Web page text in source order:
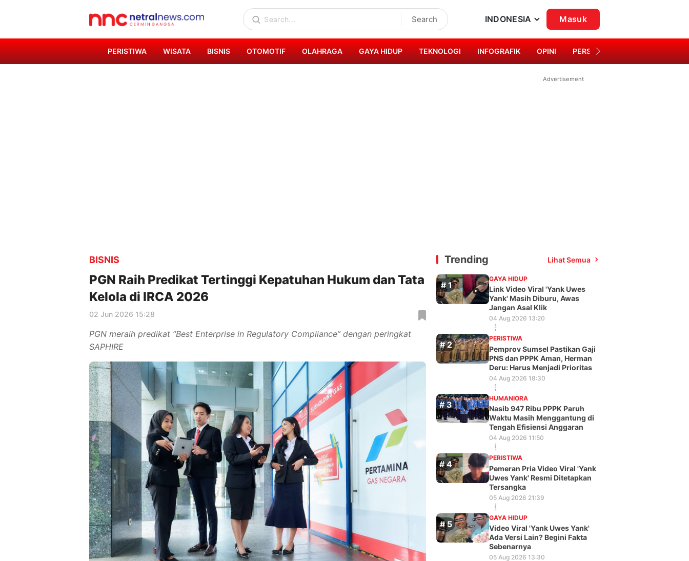
Search INDONESIA Masuk
PERISTIWA WISATA BISNIS OTOMOTIF OLAHRAGA GAYA HIDUP TEKNOLOGI INFOGRAFIK OPINI PERSONA
Advertisement
BISNIS
PGN Raih Predikat Tertinggi Kepatuhan Hukum dan Tata
Kelola di IRCA 2026
02 Jun 2026 15:28
PGN meraih predikat “Best Enterprise in Regulatory Compliance” dengan peringkat
SAPHIRE
Trending Lihat Semua
GAYA HIDUP
Link Video Viral 'Yank Uwes
Yank' Masih Diburu, Awas
Jangan Asal Klik
04 Aug 2026 13:20
PERISTIWA
Pemprov Sumsel Pastikan Gaji
PNS dan PPPK Aman, Herman
Deru: Harus Menjadi Prioritas
04 Aug 2026 18:30
HUMANIORA
Nasib 947 Ribu PPPK Paruh
Waktu Masih Menggantung di
Tengah Efisiensi Anggaran
04 Aug 2026 11:50
PERISTIWA
Pemeran Pria Video Viral 'Yank
Uwes Yank' Resmi Ditetapkan
Tersangka
05 Aug 2026 21:39
GAYA HIDUP
Video Viral 'Yank Uwes Yank'
Ada Versi Lain? Begini Fakta
Sebenarnya
05 Aug 2026 13:30